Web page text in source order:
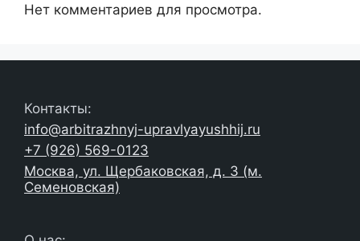
Нет комментариев для просмотра.
Контакты:
info@arbitrazhnyj-upravlyayushhij.ru
+7 (926) 569-0123
Москва, ул. Щербаковская, д. 3 (м.
Семеновская)